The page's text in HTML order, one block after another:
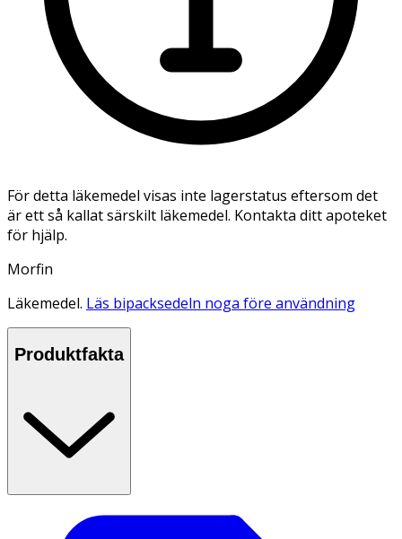
För detta läkemedel visas inte lagerstatus eftersom det
är ett så kallat särskilt läkemedel. Kontakta ditt apoteket
för hjälp.
Morfin
Läkemedel. Läs bipacksedeln noga före användning
Produktfakta